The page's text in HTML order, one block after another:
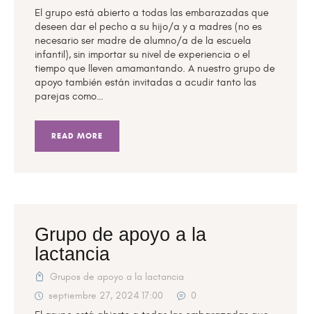
El grupo está abierto a todas las embarazadas que
deseen dar el pecho a su hijo/a y a madres (no es
necesario ser madre de alumno/a de la escuela
infantil), sin importar su nivel de experiencia o el
tiempo que lleven amamantando. A nuestro grupo de
apoyo también están invitadas a acudir tanto las
parejas como…
READ MORE
Grupo de apoyo a la
lactancia
Grupos de apoyo a la lactancia
septiembre 27, 2024 17:00
0